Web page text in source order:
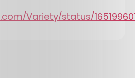
Variety/status/